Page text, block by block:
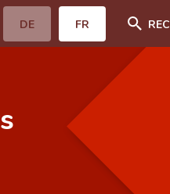
DE FR